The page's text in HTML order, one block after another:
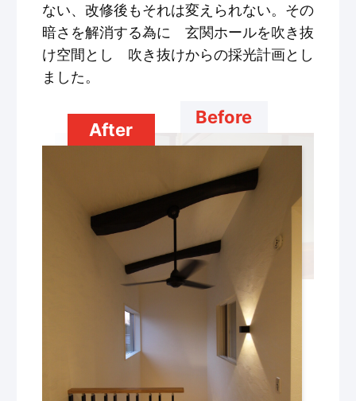
ない、改修後もそれは変えられない。その
暗さを解消する為に 玄関ホールを吹き抜
け空間とし 吹き抜けからの採光計画とし
ました。
Before
After